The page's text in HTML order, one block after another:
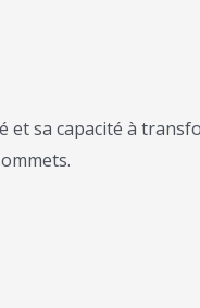
et sa capacité à